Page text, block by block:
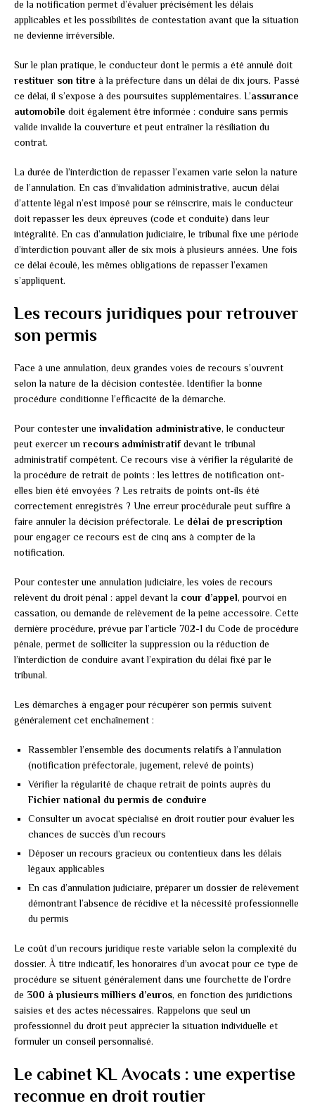
de la notification permet d’évaluer précisément les délais
applicables et les possibilités de contestation avant que la situation
ne devienne irréversible.
Sur le plan pratique, le conducteur dont le permis a été annulé doit
restituer son titre à la préfecture dans un délai de dix jours. Passé
ce délai, il s’expose à des poursuites supplémentaires. L’assurance
automobile doit également être informée : conduire sans permis
valide invalide la couverture et peut entraîner la résiliation du
contrat.
La durée de l’interdiction de repasser l’examen varie selon la nature
de l’annulation. En cas d’invalidation administrative, aucun délai
d’attente légal n’est imposé pour se réinscrire, mais le conducteur
doit repasser les deux épreuves (code et conduite) dans leur
intégralité. En cas d’annulation judiciaire, le tribunal fixe une période
d’interdiction pouvant aller de six mois à plusieurs années. Une fois
ce délai écoulé, les mêmes obligations de repasser l’examen
s’appliquent.
Les recours juridiques pour retrouver
son permis
Face à une annulation, deux grandes voies de recours s’ouvrent
selon la nature de la décision contestée. Identifier la bonne
procédure conditionne l’efficacité de la démarche.
Pour contester une invalidation administrative, le conducteur
peut exercer un recours administratifdevant le tribunal
administratif compétent. Ce recours vise à vérifier la régularité de
la procédure de retrait de points : les lettres de notification ont-
elles bien été envoyées ? Les retraits de points ont-ils été
correctement enregistrés ? Une erreur procédurale peut suffire à
faire annuler la décision préfectorale. Le délai de prescription
pour engager ce recours est de cinq ans à compter de la
notification.
Pour contester une annulation judiciaire, les voies de recours
relèvent du droit pénal : appel devant la cour d’appel, pourvoi en
cassation, ou demande de relèvement de la peine accessoire. Cette
dernière procédure, prévue par l’article 702-1 du Code de procédure
pénale, permet de solliciter la suppression ou la réduction de
l’interdiction de conduire avant l’expiration du délai fixé par le
tribunal.
Les démarches à engager pour récupérer son permis suivent
généralement cet enchaînement :
Rassembler l’ensemble des documents relatifs à l’annulation
(notification préfectorale, jugement, relevé de points)
Vérifier la régularité de chaque retrait de points auprès du
Fichier national du permis de conduire
Consulter un avocat spécialisé en droit routier pour évaluer les
chances de succès d’un recours
Déposer un recours gracieux ou contentieux dans les délais
légaux applicables
En cas d’annulation judiciaire, préparer un dossier de relèvement
démontrant l’absence de récidive et la nécessité professionnelle
du permis
Le coût d’un recours juridique reste variable selon la complexité du
dossier. À titre indicatif, les honoraires d’un avocat pour ce type de
procédure se situent généralement dans une fourchette de l’ordre
de 300 à plusieurs milliers d’euros, en fonction des juridictions
saisies et des actes nécessaires. Rappelons que seul un
professionnel du droit peut apprécier la situation individuelle et
formuler un conseil personnalisé.
Le cabinet KL Avocats : une expertise
reconnue en droit routier